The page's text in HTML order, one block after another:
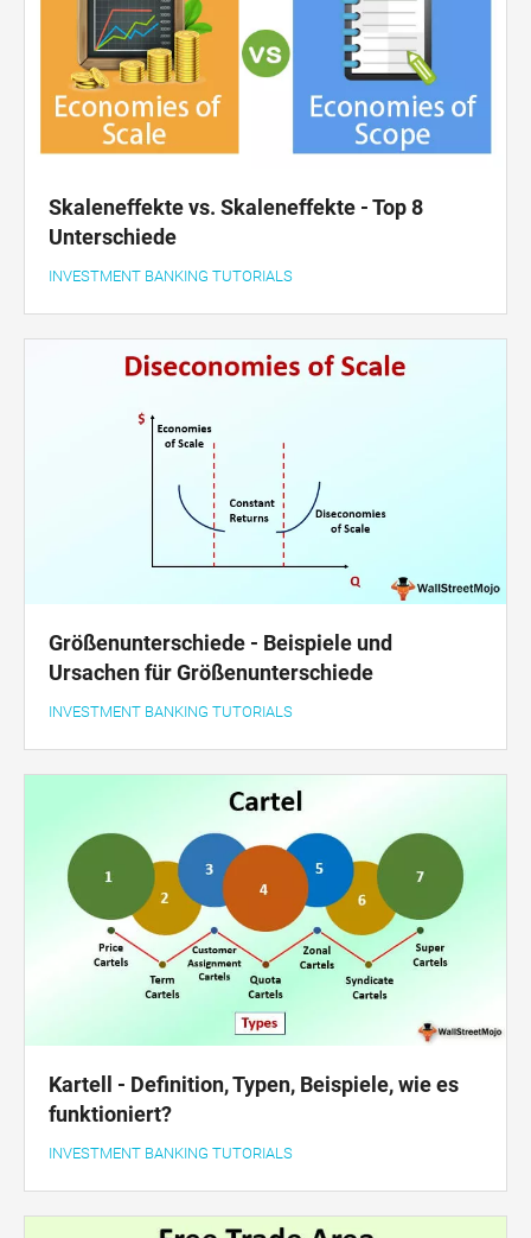
Skaleneffekte vs. Skaleneffekte - Top 8
Unterschiede
INVESTMENT BANKING TUTORIALS
Größenunterschiede - Beispiele und
Ursachen für Größenunterschiede
INVESTMENT BANKING TUTORIALS
Kartell - Definition, Typen, Beispiele, wie es
funktioniert?
INVESTMENT BANKING TUTORIALS